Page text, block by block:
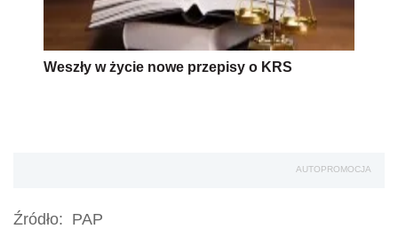
Weszły w życie nowe przepisy o KRS
AUTOPROMOCJA
Źródło: PAP